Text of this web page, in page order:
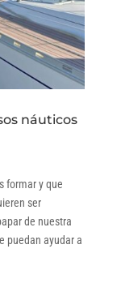
náuticos
formar y que
ser
de nuestra
puedan ayudar a